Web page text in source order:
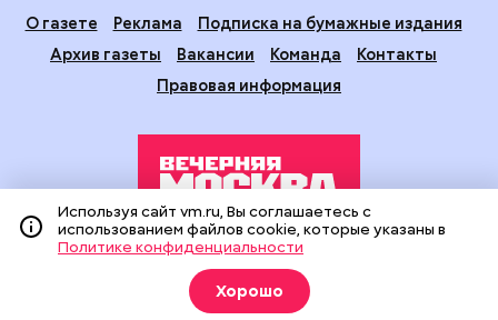
О газете Реклама
Подписка на бумажные издания
Архив газеты
Вакансии Команда
Контакты
Правовая информация
Издание создано при финансовой поддержке Департамента
средств массовой информации и рекламы города Москвы.
На сайте применяются рекомендательные технологии
(информационные технологии предоставления информации
Используя сайт vm.ru, Вы соглашаетесь с
использованием файлов cookie, которые указаны в
Политике конфиденциальности
Хорошо